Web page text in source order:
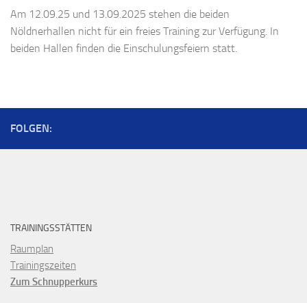
Am 12.09.25 und 13.09.2025 stehen die beiden
Nöldnerhallen nicht für ein freies Training zur Verfügung. In
beiden Hallen finden die Einschulungsfeiern statt.
FOLGEN:
TRAININGSSTÄTTEN
Raumplan
Trainingszeiten
Zum Schnupperkurs